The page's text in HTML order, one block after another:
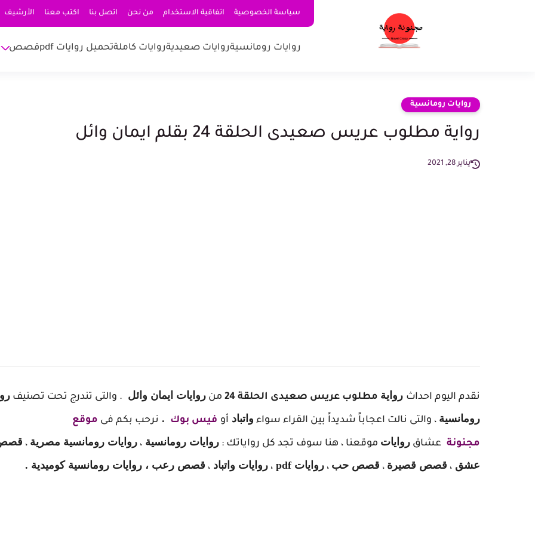
سياسة الخصوصية اتفاقية الاستخدام من نحن اتصل بنا اكتب معنا الأرشيف
روايات رومانسيةروايات صعيديةروايات كاملةتحميل روايات pdf قصص
روايات رومانسية
رواية مطلوب عريس صعيدى الحلقة 24 بقلم ايمان وائل
يناير 28, 2021
نقدم اليوم احداث ر واية مطلوب عريس صعيدى الحلقة 24 من روايات ايمان وائل . والتى تندرج تحت تصنيف
رومانسية ، والتى نالت اعجاباً شديداً بين القراء سواء واتباد أو فيس بوك . نرحب بكم فى موقع
مجنونة عشاق روايات موقعنا ، هنا سوف تجد كل رواياتك : روايات رومانسية ، روايات رومانسية مصرية ،
عشق ، قصص قصيرة ، قصص حب ، روايات pdf ، روايات واتباد ، قصص رعب ، روايات رومانسية كوميدية .